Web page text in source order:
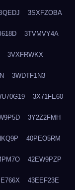
3SXFZOBA
3TVMVY4A
3VXFRWKX
3WDTF1N3
3X71FE60
3Y2Z2FMH
40PEO5RM
42EW9PZP
43EEF23E